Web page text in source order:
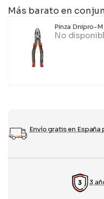
Más barato en
Pinza Dnipro-M
No
Envío gratis en
3